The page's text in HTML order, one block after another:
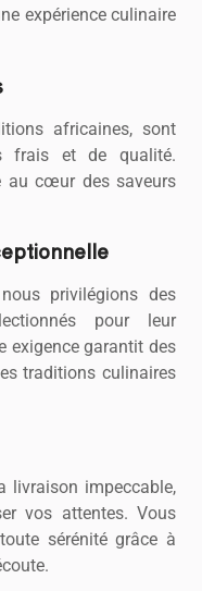
expérience culinaire
africaines, sont
frais et de qualité.
au cœur des saveurs
privilégions des
pour leur
exigence garantit des
traditions culinaires
livraison impeccable,
vos attentes. Vous
sérénité grâce à